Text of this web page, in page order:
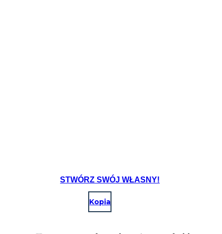
STWÓRZ SWÓJ WŁASNY!
Kopia